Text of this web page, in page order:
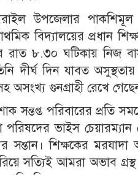
উপজেলার পাকশিমূল
বিদ্যালয়ের প্রধান
৮.৩০ ঘটিকায় নিজ
দীর্ঘ দিন যাবত
অসংখ্য গুনগ্রাহী রেখে
পরিবারের প্রতি
ভাইস
সন্তান। শিক্ষকের
সত্যিই আমরা অভাব